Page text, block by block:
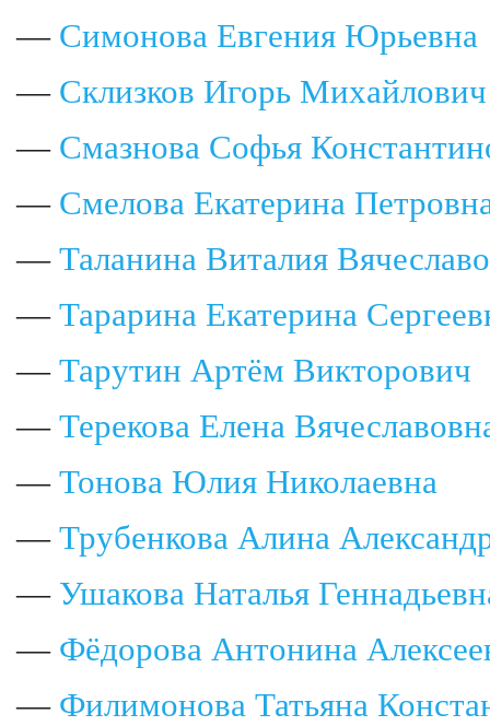
— Симонова Евгения Юрьевна
— Склизков Игорь Михайлович
— Смазнова Софья
— Смелова Екатерина
— Таланина Виталия
— Тарарина Екатерина
— Тарутин Артём Викторович
— Терекова Елена
— Тонова Юлия Николаевна
— Трубенкова Алина
— Ушакова Наталья
— Фёдорова Антонина
— Филимонова Татьяна